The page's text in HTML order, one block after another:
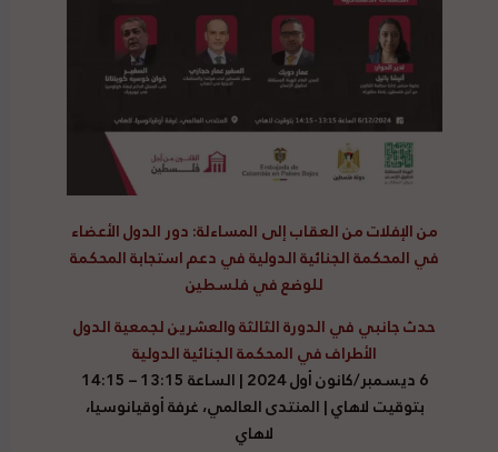
من الإفلات من العقاب إلى المساءلة: دور الدول الأعضاء
في المحكمة الجنائية الدولية في دعم استجابة المحكمة
للوضع في فلسطين
حدث جانبي في الدورة الثالثة والعشرين لجمعية الدول
الأطراف في المحكمة الجنائية الدولية
6 ديسمبر/كانون أول 2024 | الساعة 13:15 – 14:15
بتوقيت لاهاي | المنتدى العالمي، غرفة أوقيانوسيا،
لاهاي